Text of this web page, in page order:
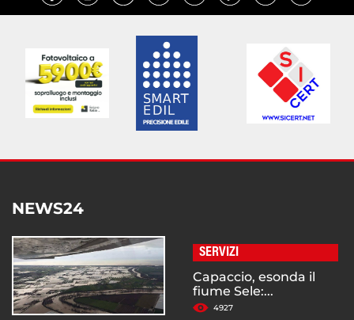
NEWS24
SERVIZI
Capaccio, esonda il
fiume Sele:...
4927